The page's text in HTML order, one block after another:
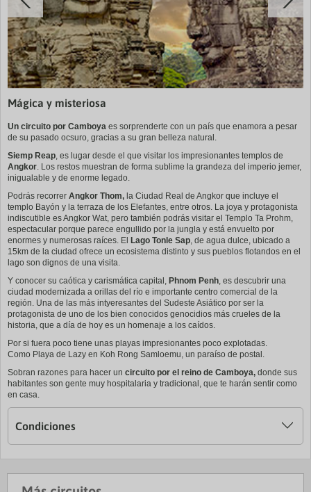
Mágica y misteriosa
Un circuito por Camboya es sorprenderte con un país que enamora a pesar
de su pasado ocsuro, gracias a su gran belleza natural.
Siemp Reap, es lugar desde el que visitar los impresionantes templos de
Angkor. Los restos muestran de forma sublime la grandeza del imperio jemer,
inigualable y de enorme legado.
Podrás recorrer Angkor Thom, la Ciudad Real de Angkor que incluye el
templo Bayón y la terraza de los Elefantes, entre otros. La joya y protagonista
indiscutible es Angkor Wat, pero también podrás visitar el Templo Ta Prohm,
espectacular porque parece engullido por la jungla y está envuelto por
enormes y numerosas raíces. El Lago Tonle Sap, de agua dulce, ubicado a
15km de la ciudad ofrece un ecosistema distinto y sus pueblos flotandos en el
lago son dignos de una visita.
Y conocer su caótica y carismática capital, Phnom Penh, es descubrir una
ciudad modernizada a orillas del río e importante centro comercial de la
región. Una de las más intyeresantes del Sudeste Asiático por ser la
protagonista de uno de los bien conocidos genocidios más crueles de la
historia, que a día de hoy es un homenaje a los caídos.
Por si fuera poco tiene unas playas impresionantes poco explotadas.
Como Playa de Lazy en Koh Rong Samloemu, un paraíso de postal.
Sobran razones para hacer un circuito por el reino de Camboya, donde sus
habitantes son gente muy hospitalaria y tradicional, que te harán sentir como
en casa.
Condiciones